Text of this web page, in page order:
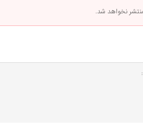
نخواهد شد.